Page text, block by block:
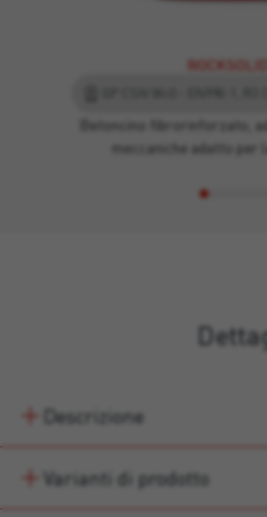
Betoncino fibrorinforzato,
meccaniche adatto per
Descrizione
Varianti di prodotto